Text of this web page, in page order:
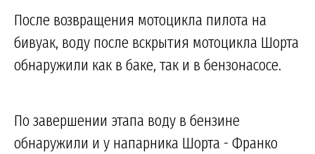
После возвращения мотоцикла пилота на
бивуак, воду после вскрытия мотоцикла Шорта
обнаружили как в баке, так и в бензонасосе.
По завершении этапа воду в бензине
обнаружили и у напарника Шорта - Франко